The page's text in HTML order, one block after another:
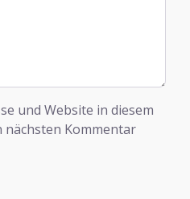
und Website in diesem
Kommentar